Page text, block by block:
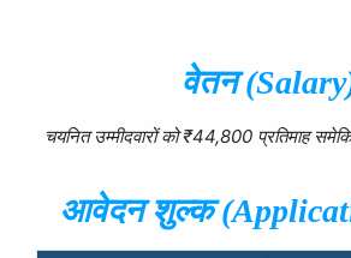
वेतन
चयनित उम्मीदवारों को ₹44,800 प्रतिमाह
आवेदन शुल्क (